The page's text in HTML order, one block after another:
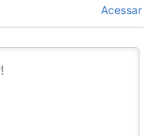
Acessar